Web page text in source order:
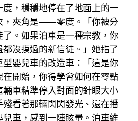
度，穩穩地停在了地面上的一
，夾角是——零度。「你被分
了。如果泊車是一種宗教，你
都沒摸過的新信徒。」她指了
型嬰兒車的改造車：「這是你
在開始，你得學會如何在零點
輛車精準停入對面的針眼大小
殘看著那輛閃閃發光、還在播
兒車，感到一陣眩暈。泊車維